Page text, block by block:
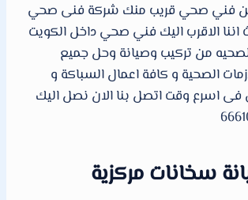
عن فني صحي قريب منك شركة فنى صحي
الاقرب اليك فني صحي داخل الكويت
من تركيب وصيانة وحل جميع
الصحية و كافة اعمال السباكة و
فى اسرع وقت اتصل بنا الان نصل اليك
سخانات مركزية